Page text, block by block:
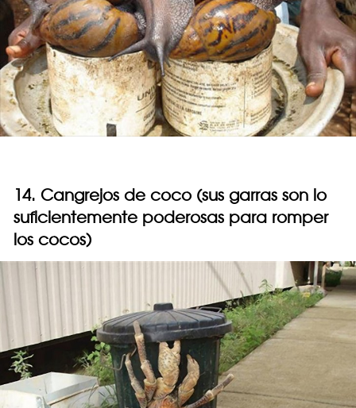
14. Cangrejos de coco (sus garras son lo
suficientemente poderosas para romper
los cocos)